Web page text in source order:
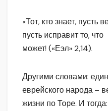
«Тот, кто знает, пусть
пусть исправит то, что
может! («Еэл» 2,14).
Другими словами:
еврейского народа –
жизни по Торе. И